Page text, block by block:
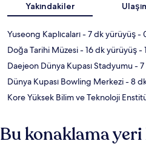
Yakındakiler
Yuseong Kaplıcaları- 7 dk yürüyüş-
Doğa Tarihi Müzesi- 16 dk yürüyüş-
Daejeon Dünya Kupası Stadyumu-
Dünya Kupası Bowling Merkezi- 8
Kore Yüksek Bilim ve Teknoloji
Bu konaklama yeri